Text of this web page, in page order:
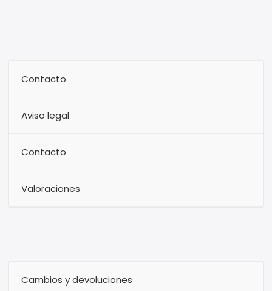
Contacto
Aviso legal
Contacto
Valoraciones
Cambios y devoluciones